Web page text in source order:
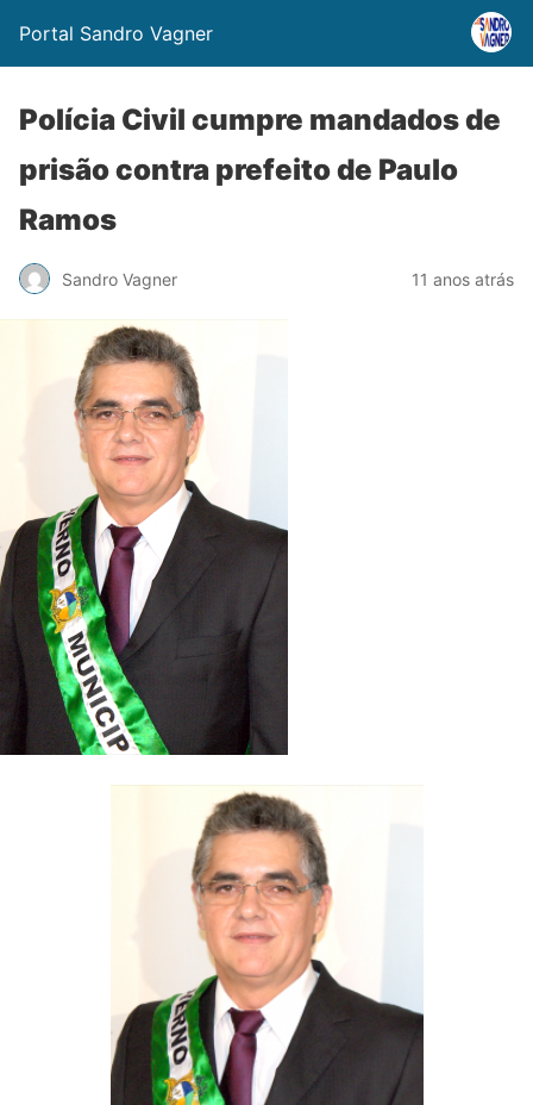
Portal Sandro Vagner
Polícia Civil cumpre mandados de
prisão contra prefeito de Paulo
Ramos
Sandro Vagner 11 anos atrás